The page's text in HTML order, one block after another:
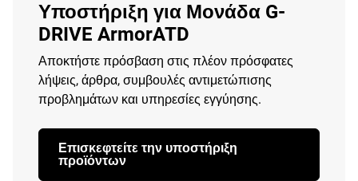
Υποστήριξη για Μονάδα G-
DRIVE ArmorATD
Αποκτήστε πρόσβαση στις πλέον πρόσφατες
λήψεις, άρθρα, συμβουλές αντιμετώπισης
προβλημάτων και υπηρεσίες εγγύησης.
Επισκεφτείτε την υποστήριξη
προϊόντων